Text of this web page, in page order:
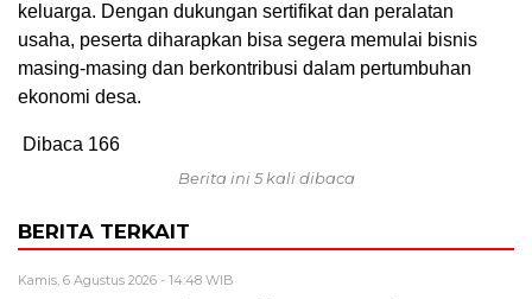
keluarga. Dengan dukungan sertifikat dan peralatan
usaha, peserta diharapkan bisa segera memulai bisnis
masing-masing dan berkontribusi dalam pertumbuhan
ekonomi desa.
Dibaca 166
Berita ini 5 kali dibaca
BERITA TERKAIT
Kamis, 6 Agustus 2026 - 14:48 WIB